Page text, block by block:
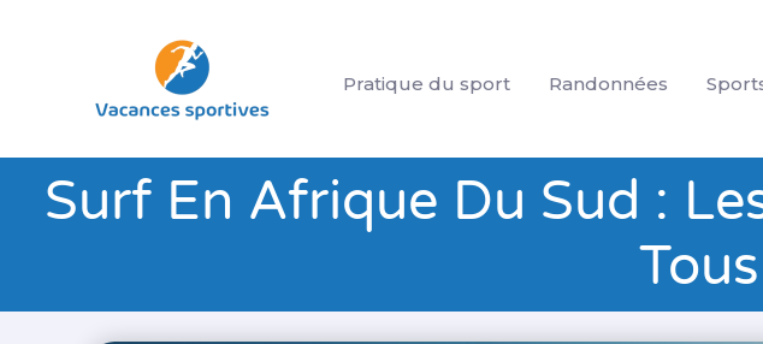
Pratique du sport Randonnées
Surf En Afrique Du Sud :